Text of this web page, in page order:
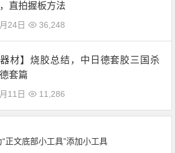
直拍握板方法
24日 36,248
器材】烧胶总结，中日德套胶三国杀
套篇
11日 11,286
“正文底部小工具”添加小工具